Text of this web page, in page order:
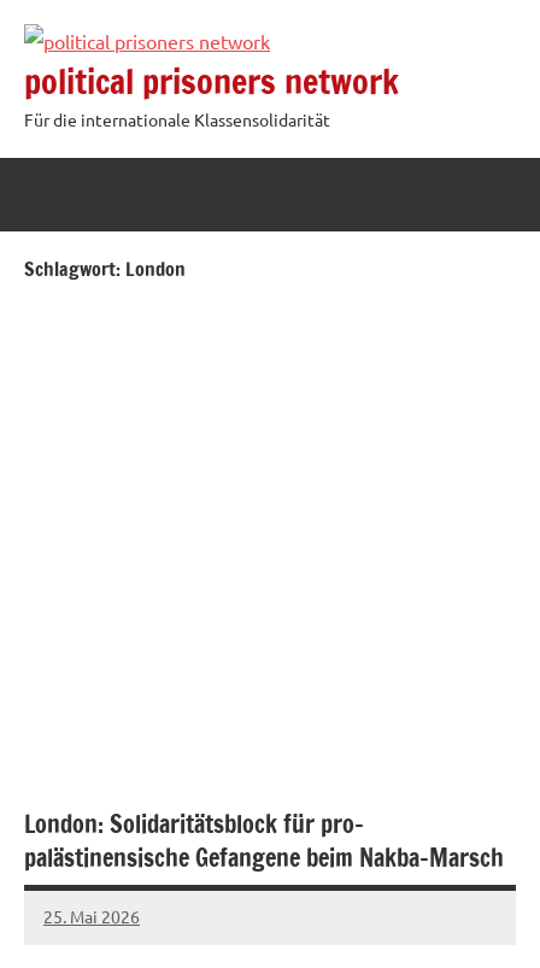
Inhalt
springen
political prisoners network
Für die internationale Klassensolidarität
Schlagwort: London
London: Solidaritätsblock für pro-
palästinensische Gefangene beim Nakba-Marsch
25. Mai 2026
network